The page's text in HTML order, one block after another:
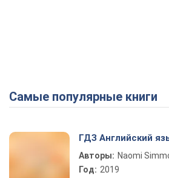
Самые популярные книги
ГДЗ Английский
Авторы: Naomi
Год: 2019